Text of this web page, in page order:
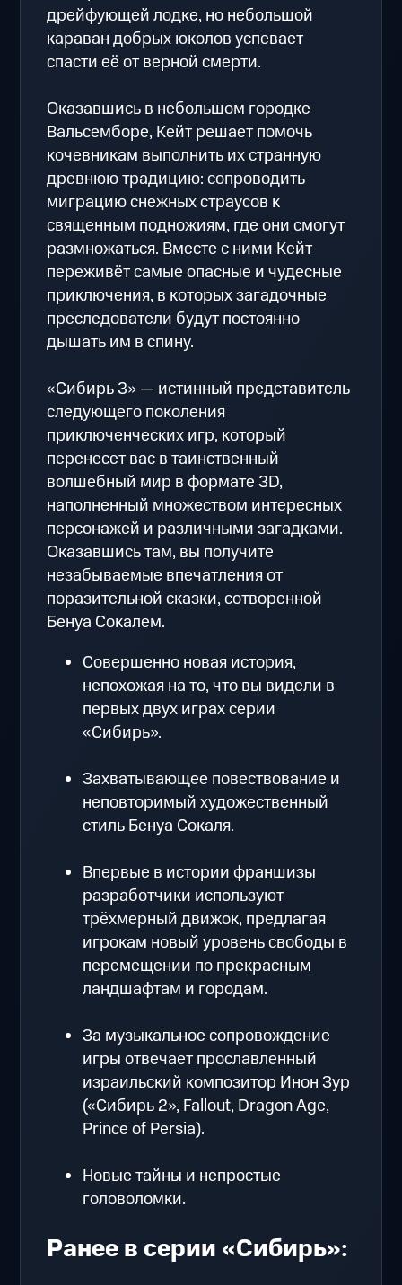
дрейфующей лодке, но небольшой
караван добрых юколов успевает
спасти её от верной смерти.
Оказавшись в небольшом городке
Вальсемборе, Кейт решает помочь
кочевникам выполнить их странную
древнюю традицию: сопроводить
миграцию снежных страусов к
священным подножиям, где они смогут
размножаться. Вместе с ними Кейт
переживёт самые опасные и чудесные
приключения, в которых загадочные
преследователи будут постоянно
дышать им в спину.
«Сибирь 3» — истинный представитель
следующего поколения
приключенческих игр, который
перенесет вас в таинственный
волшебный мир в формате 3D,
наполненный множеством интересных
персонажей и различными загадками.
Оказавшись там, вы получите
незабываемые впечатления от
поразительной сказки, сотворенной
Бенуа Сокалем.
Совершенно новая история,
непохожая на то, что вы видели в
первых двух играх серии
«Сибирь».
Захватывающее повествование и
неповторимый художественный
стиль Бенуа Сокаля.
Впервые в истории франшизы
разработчики используют
трёхмерный движок, предлагая
игрокам новый уровень свободы в
перемещении по прекрасным
ландшафтам и городам.
За музыкальное сопровождение
игры отвечает прославленный
израильский композитор Инон Зур
(«Сибирь 2», Fallout, Dragon Age,
Prince of Persia).
Новые тайны и непростые
головоломки.
Ранее в серии «Сибирь»: